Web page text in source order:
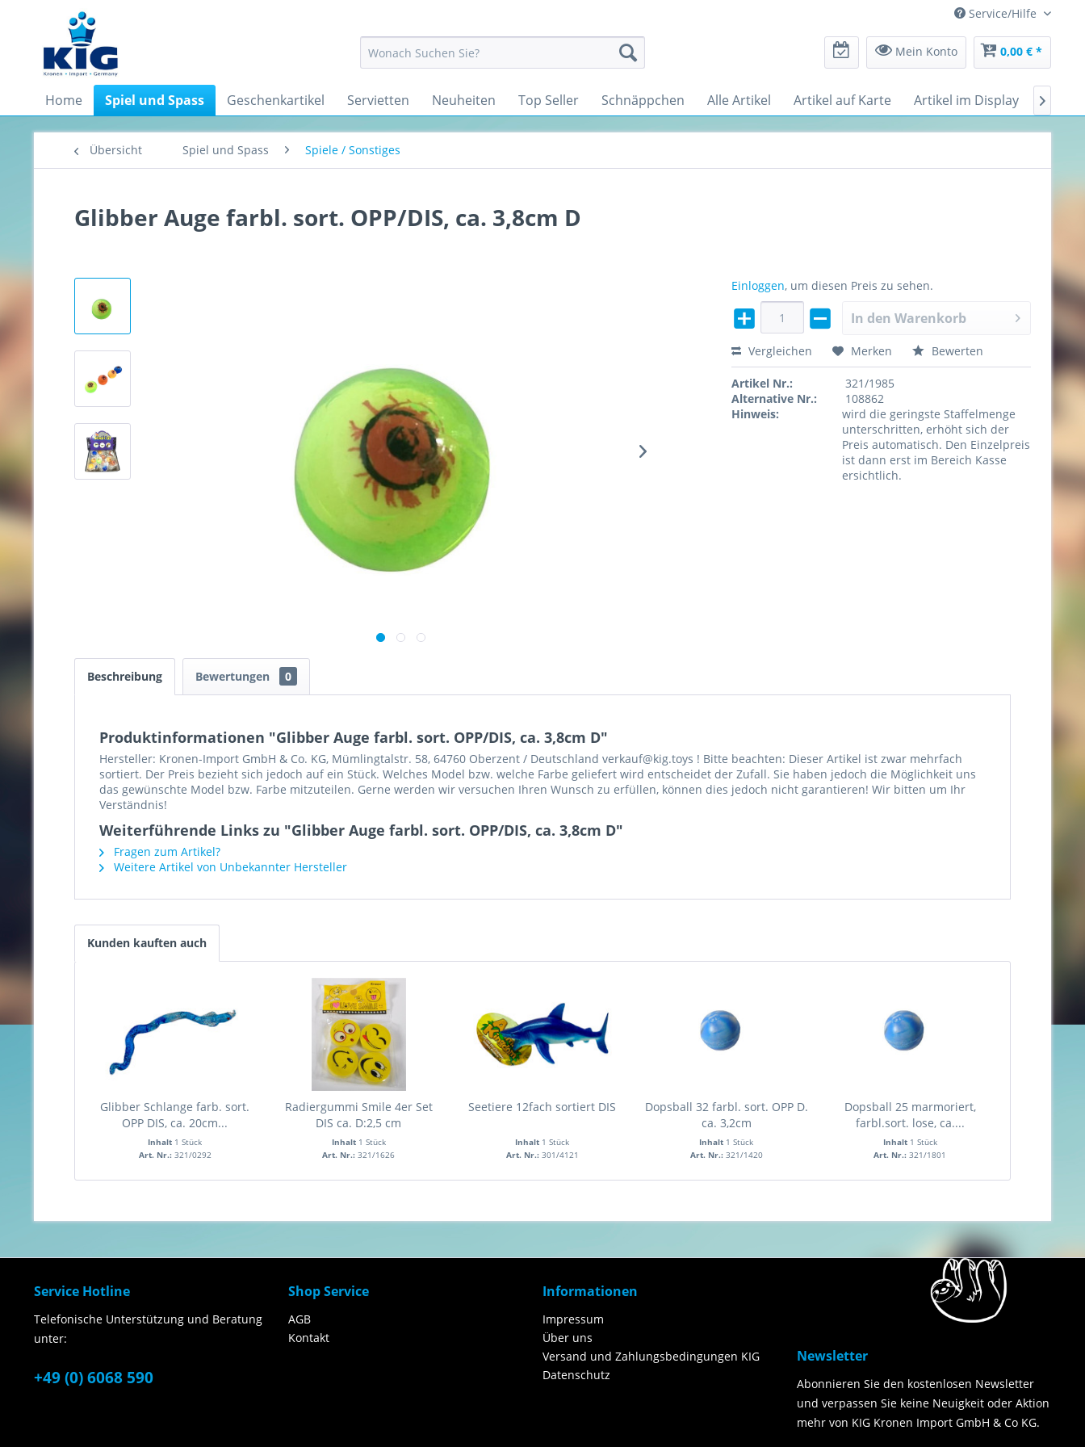
Service/Hilfe
Mein Konto 0,00 € *
Home Spiel und Spass Geschenkartikel Servietten Neuheiten Top Seller Schnäppchen Alle Artikel Artikel auf Karte Artikel im Display 
Übersicht Spiel und Spass Spiele / Sonstiges
Glibber Auge farbl. sort. OPP/DIS, ca. 3,8cm D
Einloggen, um diesen Preis zu sehen.
In den Warenkorb
Vergleichen Merken Bewerten
Artikel Nr.:
321/1985
Alternative Nr.:
108862
Hinweis:
wird die geringste Staffelmenge
unterschritten, erhöht sich der
Preis automatisch. Den Einzelpreis
ist dann erst im Bereich Kasse
ersichtlich.
Beschreibung Bewertungen 0
Produktinformationen "Glibber Auge farbl. sort. OPP/DIS, ca. 3,8cm D"
Hersteller: Kronen-Import GmbH & Co. KG, Mümlingtalstr. 58, 64760 Oberzent / Deutschland verkauf@kig.toys ! Bitte beachten: Dieser Artikel ist zwar mehrfach
sortiert. Der Preis bezieht sich jedoch auf ein Stück. Welches Model bzw. welche Farbe geliefert wird entscheidet der Zufall. Sie haben jedoch die Möglichkeit uns
das gewünschte Model bzw. Farbe mitzuteilen. Gerne werden wir versuchen Ihren Wunsch zu erfüllen, können dies jedoch nicht garantieren! Wir bitten um Ihr
Verständnis!
Weiterführende Links zu "Glibber Auge farbl. sort. OPP/DIS, ca. 3,8cm D"
Fragen zum Artikel?
Weitere Artikel von Unbekannter Hersteller
Kunden kauften auch
Glibber Schlange farb. sort.
OPP DIS, ca. 20cm...
Inhalt 1 Stück
Art. Nr.: 321/0292
Radiergummi Smile 4er Set
DIS ca. D:2,5 cm
Inhalt 1 Stück
Art. Nr.:321/1626
Seetiere 12fach sortiert DIS
Inhalt 1 Stück
Art. Nr.: 301/4121
Dopsball 32 farbl. sort. OPP D.
ca. 3,2cm
Inhalt 1 Stück
Art. Nr.: 321/1420
Dopsball 25 marmoriert,
farbl.sort. lose, ca....
Inhalt 1 Stück
Art. Nr.:321/1801
Service Hotline
Telefonische Unterstützung und Beratung
unter:
+49 (0) 6068 590
Shop Service
AGB
Kontakt
Informationen
Impressum
Über uns
Versand und Zahlungsbedingungen KIG
Datenschutz
Newsletter
Abonnieren Sie den kostenlosen Newsletter
und verpassen Sie keine Neuigkeit oder Aktion
mehr von KIG Kronen Import GmbH & Co KG.